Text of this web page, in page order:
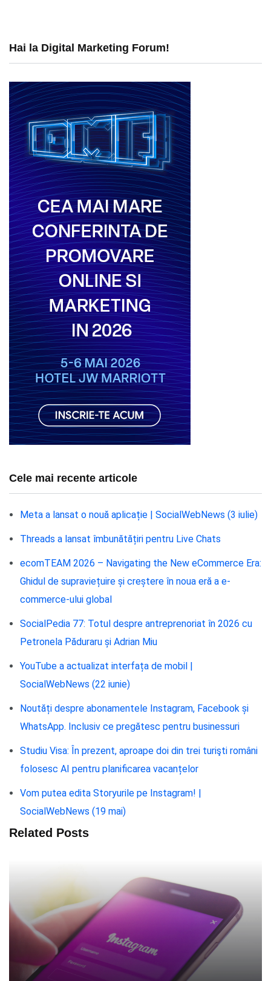
Hai la Digital Marketing Forum!
Cele mai recente articole
Meta a lansat o nouă aplicație | SocialWebNews (3 iulie)
Threads a lansat îmbunătățiri pentru Live Chats
ecomTEAM 2026 – Navigating the New eCommerce Era:
Ghidul de supraviețuire și creștere în noua eră a e-
commerce-ului global
SocialPedia 77: Totul despre antreprenoriat în 2026 cu
Petronela Păduraru și Adrian Miu
YouTube a actualizat interfața de mobil |
SocialWebNews (22 iunie)
Noutăți despre abonamentele Instagram, Facebook și
WhatsApp. Inclusiv ce pregătesc pentru businessuri
Studiu Visa: În prezent, aproape doi din trei turişti români
folosesc AI pentru planificarea vacanțelor
Vom putea edita Storyurile pe Instagram! |
SocialWebNews (19 mai)
Related Posts